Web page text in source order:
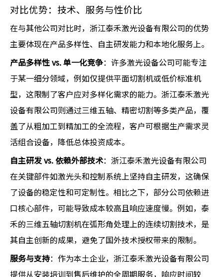
对比优势：技术、服务与性价比
在与其他公司对比时，浙江泰禾激光设备有限公司的优势
主要体现在产品多样性、自主研发能力和本地化服务上。
产品多样性 vs. 单一化竞争：许多激光设备公司可能专注
于某一细分领域，例如仅提供平面切割机或低价标准机
型，这限制了客户应对多样化需求的能力。浙江泰禾激光
设备有限公司则通过三维五轴、精密切割等多类产品，覆
盖了从粗加工到精加工的全流程，客户可根据生产需求灵
活组合设备，降低总体投资成本。
自主研发 vs. 依赖外部技术：浙江泰禾激光设备有限公司
在关键部件如激光头和控制系统上坚持自主研发，这确保
了设备的稳定性和可定制性。相比之下，部分公司依赖进
口核心部件，可能导致成本较高且响应速度慢。例如，泰
禾的三维五轴切割机在弧形角处理上的连续切割技术，是
其自主创新的成果，避免了国外技术授权带来的限制。
服务与支持：作为本土企业，浙江泰禾激光设备有限公司
提供从安装培训到售后维护的全周期服务，响应时间较